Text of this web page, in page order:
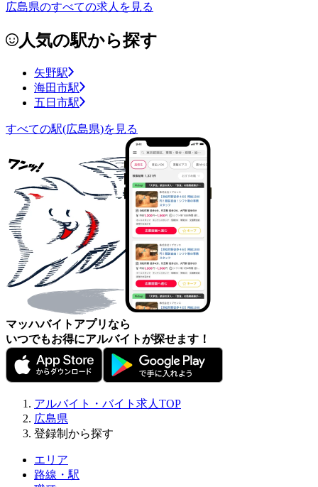
広島県のすべての求人を見る
人気の駅から探す
矢野駅
海田市駅
五日市駅
すべての駅(広島県)を見る
マッハバイトアプリなら
いつでもお得にアルバイトが探せます！
アルバイト・バイト求人TOP
広島県
登録制から探す
エリア
路線・駅